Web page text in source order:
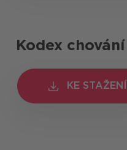
Kodex
KE STAŽENÍ
KE STAŽENÍ